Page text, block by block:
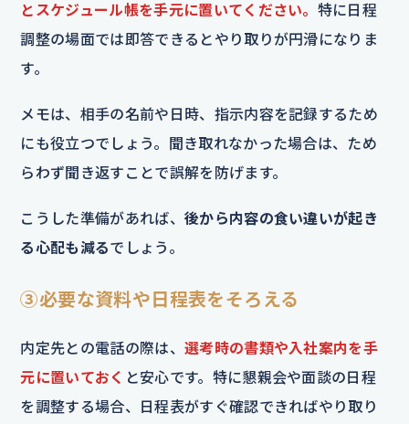
とスケジュール帳を手元に置いてください。 特に日程
調整の場面では即答できるとやり取りが円滑になりま
す。
メモは、相手の名前や日時、指示内容を記録するため
にも役立つでしょう。聞き取れなかった場合は、ため
らわず聞き返すことで誤解を防げます。
こうした準備があれば、 後から内容の食い違いが起き
る心配も減るでしょう。
③必要な資料や日程表をそろえる
内定先との電話の際は、 選考時の書類や入社案内を手
元に置いておく と安心です。特に懇親会や面談の日程
を調整する場合、日程表がすぐ確認できればやり取り